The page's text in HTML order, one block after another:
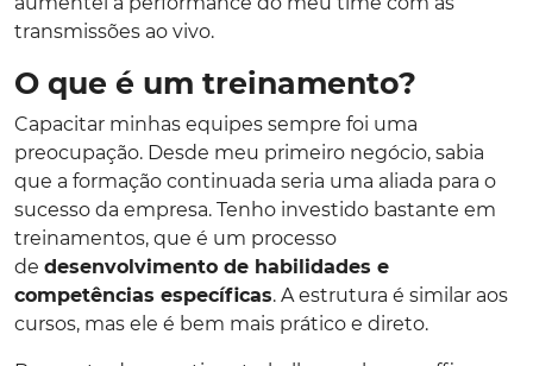
transmissões ao vivo.
O que é um treinamento?
Capacitar minhas equipes sempre foi uma
preocupação. Desde meu primeiro negócio, sabia
que a formação continuada seria uma aliada para o
sucesso da empresa. Tenho investido bastante em
treinamentos, que é um processo
de desenvolvimento de habilidades e
competências específicas. A estrutura é similar aos
cursos, mas ele é bem mais prático e direto.